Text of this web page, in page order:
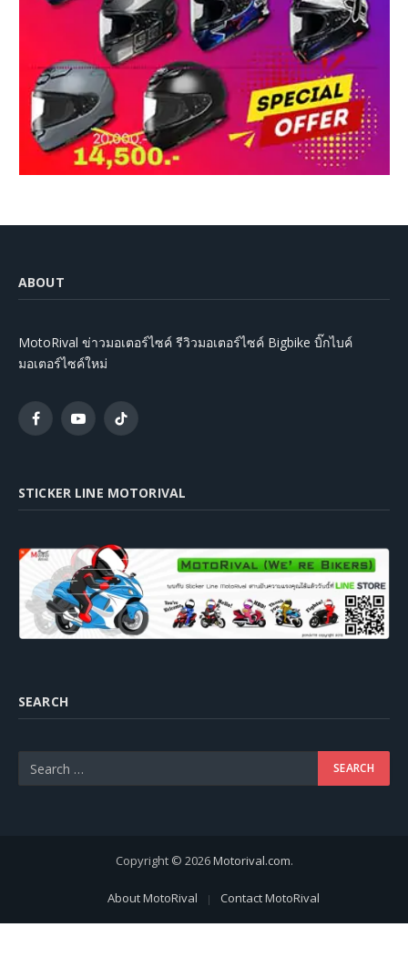
ABOUT
MotoRival ข่าวมอเตอร์ไซค์ รีวิวมอเตอร์ไซค์ Bigbike บิ๊กไบค์
มอเตอร์ไซค์ใหม่
FacebookYouTubeTikTok
STICKER LINE MOTORIVAL
SEARCH
Copyright © 2026Motorival.com.
About MotoRival Contact MotoRival